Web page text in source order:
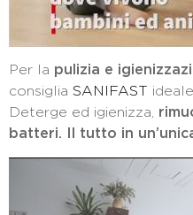
Per la pulizia e
consiglia SANIFAST
Deterge ed igienizza,
batteri. Il tutto in